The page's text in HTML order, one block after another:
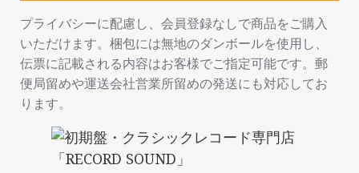
プライバシーに配慮し、会員登録なしで商品をご購入
いただけます。梱包には無地のダンボールを使用し、
伝票に記載される内容はお客様でご指定可能です。郵
便局留めや運送会社営業所留めの発送にも対応してお
ります。